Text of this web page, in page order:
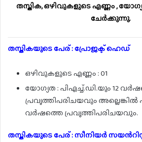
തസ്തിക, ഒഴിവുകളുടെ എണ്ണം ,
ചേർക്കുന്നു.
തസ്തികയുടെ പേര് : പ്രോജക്ട് ഹെഡ്
ഒഴിവുകളുടെ എണ്ണം : 01
യോഗ്യത : പിഎച്ച്.ഡി.യും 12
പ്രവൃത്തിപരിചയവും അല്ലെങ്കിൽ
വർഷത്തെ പ്രവൃത്തിപരിചയവും.
തസ്തികയുടെ പേര് : സീനിയർ